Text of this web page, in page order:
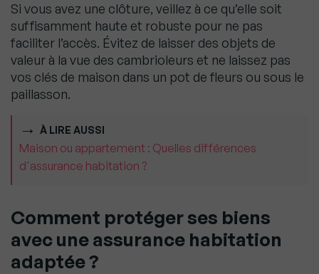
Si vous avez une clôture, veillez à ce qu’elle soit
suffisamment haute et robuste pour ne pas
faciliter l’accès. Évitez de laisser des objets de
valeur à la vue des cambrioleurs et ne laissez pas
vos clés de maison dans un pot de fleurs ou sous le
paillasson.
À LIRE AUSSI
Maison ou appartement : Quelles différences
d'assurance habitation ?
Comment protéger ses biens
avec une assurance habitation
adaptée ?